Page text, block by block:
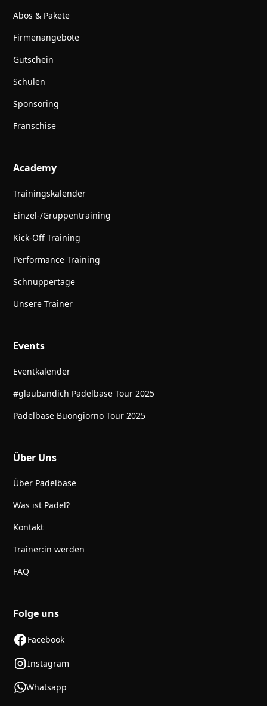
Abos & Pakete
Firmenangebote
Gutschein
Schulen
Sponsoring
Franschise
Academy
Trainingskalender
Einzel-/Gruppentraining
Kick-Off Training
Performance Training
Schnuppertage
Unsere Trainer
Events
Eventkalender
#glaubandich Padelbase Tour 2025
Padelbase Buongiorno Tour 2025
Über Uns
Über Padelbase
Was ist Padel?
Kontakt
Trainer:in werden
FAQ
Folge uns
Facebook
Instagram
Whatsapp